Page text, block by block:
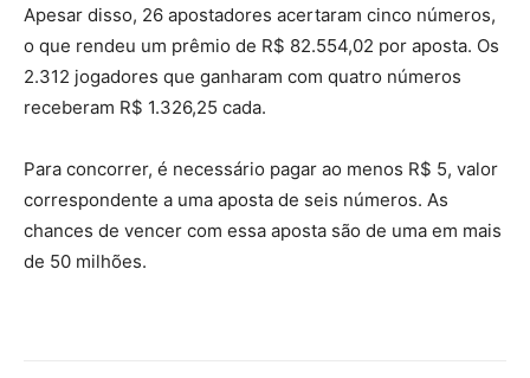
Apesar disso, 26 apostadores acertaram cinco números,
o que rendeu um prêmio de R$ 82.554,02 por aposta. Os
2.312 jogadores que ganharam com quatro números
receberam R$ 1.326,25 cada.
Para concorrer, é necessário pagar ao menos R$ 5, valor
correspondente a uma aposta de seis números. As
chances de vencer com essa aposta são de uma em mais
de 50 milhões.